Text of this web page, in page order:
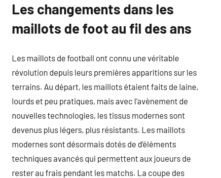
Les changements dans les
maillots de foot au fil des ans
Les maillots de football ont connu une véritable
révolution depuis leurs premières apparitions sur les
terrains. Au départ, les maillots étaient faits de laine,
lourds et peu pratiques, mais avec l’avènement de
nouvelles technologies, les tissus modernes sont
devenus plus légers, plus résistants. Les maillots
modernes sont désormais dotés de d’éléments
techniques avancés qui permettent aux joueurs de
rester au frais pendant les matchs. La coupe des